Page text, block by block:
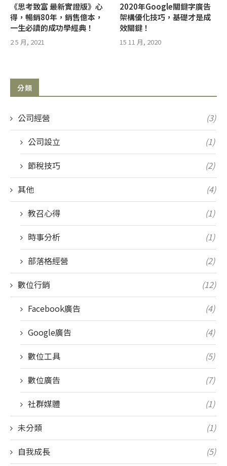
《思考致富 最新實證版》心
得，暢銷80年，銷售億本，
一生必讀的成功學經典！
2 5 月, 2021
2020年Google關鍵字廣告
架構優化技巧，基礎才是成
效關鍵！
15 11 月, 2020
分類
公司經營
(3)
公司設立
(1)
節稅技巧
(2)
其他
(4)
教召心得
(1)
時事分析
(1)
部落格經營
(2)
數位行銷
(12)
Facebook廣告
(4)
Google廣告
(4)
數位工具
(5)
數位廣告
(7)
社群媒體
(1)
未分類
(1)
自我成長
(5)